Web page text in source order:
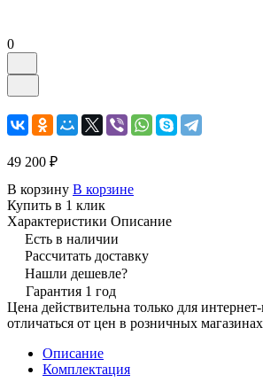
0
49 200 ₽
В корзину В корзине
Купить в 1 клик
Характеристики Описание
Есть в наличии
Рассчитать доставку
Нашли дешевле?
Гарантия 1 год
Цена действительна только для
отличаться от цен в розничных магазинах
Описание
Комплектация